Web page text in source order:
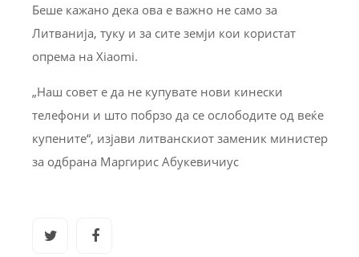
Беше кажано дека ова е важно не само за
Литванија, туку и за сите земји кои користат
опрема на Xiaomi.
„Наш совет е да не купувате нови кинески
телефони и што побрзо да се ослободите од веќе
купените“, изјави литванскиот заменик министер
за одбрана Маргирис Абукевичиус